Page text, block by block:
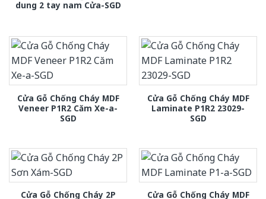
dung 2 tay nam Cửa-SGD
Cửa Gỗ Chống Cháy MDF
Veneer P1R2 Căm Xe-a-
SGD
Cửa Gỗ Chống Cháy MDF
Laminate P1R2 23029-
SGD
Cửa Gỗ Chống Cháy 2P
Cửa Gỗ Chống Cháy MDF